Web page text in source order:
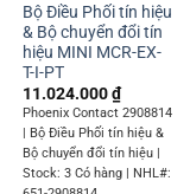
Bộ Điều Phối tín hiệu
& Bộ chuyển đổi tín
hiệu MINI MCR-EX-
T-I-PT
11.024.000₫
Phoenix Contact 2908814
| Bộ Điều Phối tín hiệu &
Bộ chuyển đổi tín hiệu |
Stock: 3 Có hàng | NHL#: